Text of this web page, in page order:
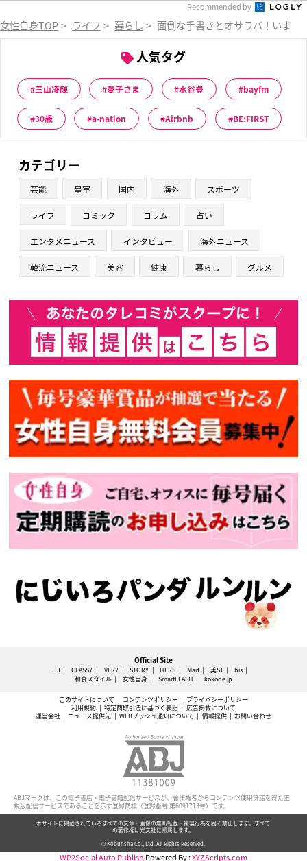
Recommended by
女性自身TOP > ライフ > 暮らし > 面倒な手書きとオサラバ！いまス
人気タグ
三山凌輝 愛子さま 水谷豊 bayfm
30歳 a-nation Airbnb BE:FIRST
カテゴリー
芸能 皇室 国内 海外 スポーツ
ライフ コミック コラム 占い
エンタメニュース インタビュー 海外ニュース
韓流ニュース 美容 健康 暮らし グルメ
Official Site
JJ CLASSY. VERY STORY HERS Mart 美ST
bis
和食スタイル
女性自身 SmartFLASH kokode.jp
このサイトについて コンテンツポリシー
プライバシーポリシー
利用規約
特定商取引法に基づく表記
広告掲載について
運営会社
ニュース提供先 WEBプッシュ通知について 情報提供 お問い合わせ
ABJマークは、この電子書店・電子書籍配信サービスが、著作権者からコンテンツ使用許諾を得た正
規版配信サービスであることを示す登録商標（登録番号 第6091713号）です。
本サイトに掲載されているすべての文章・画像の無断転載・複製行為を固く禁止します。すべて
の著作権は光文社に帰属します。
© Kobunsha Co., Ltd. All Rights Reserved.
WP2Social Auto Publish Powered By :XYZScripts.com